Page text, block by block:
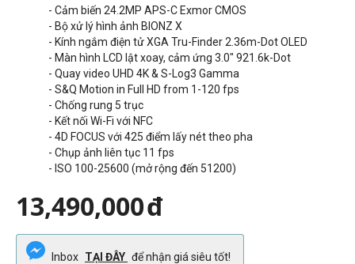
- Cảm biến 24.2MP APS-C Exmor CMOS
- Bộ xử lý hình ảnh BIONZ X
- Kính ngắm điện tử XGA Tru-Finder 2.36m-Dot OLED
- Màn hình LCD lật xoay, cảm ứng 3.0" 921.6k-Dot
- Quay video UHD 4K & S-Log3 Gamma
- S&Q Motion in Full HD from 1-120 fps
- Chống rung 5 trục
- Kết nối Wi-Fi với NFC
- 4D FOCUS với 425 điểm lấy nét theo pha
- Chụp ảnh liên tục 11 fps
- ISO 100-25600 (mở rộng đến 51200)
13,490,000đ
Inbox TẠI ĐÂY để nhận giá siêu tốt!